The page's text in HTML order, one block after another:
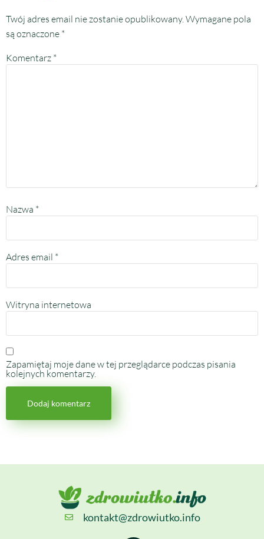
Twój adres email nie zostanie opublikowany. Wymagane pola
są oznaczone *
Komentarz *
Nazwa *
Adres email *
Witryna internetowa
Zapamiętaj moje dane w tej przeglądarce podczas pisania
kolejnych komentarzy.
kontakt@zdrowiutko.info